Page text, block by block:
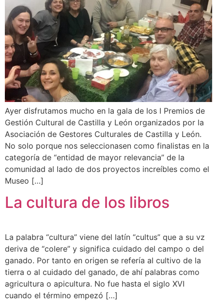
Ayer disfrutamos mucho en la gala de los I Premios de
Gestión Cultural de Castilla y León organizados por la
Asociación de Gestores Culturales de Castilla y León.
No solo porque nos seleccionasen como finalistas en la
categoría de “entidad de mayor relevancia” de la
comunidad al lado de dos proyectos increíbles como el
Museo […]
La cultura de los libros
La palabra “cultura” viene del latín “cultus” que a su vz
deriva de “colere” y significa cuidado del campo o del
ganado. Por tanto en origen se refería al cultivo de la
tierra o al cuidado del ganado, de ahí palabras como
agricultura o apicultura. No fue hasta el siglo XVI
cuando el término empezó […]